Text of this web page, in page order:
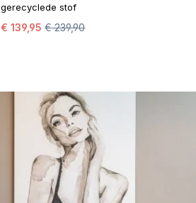
gerecyclede stof
€ 139,95 € 239,90